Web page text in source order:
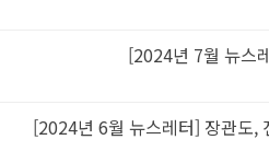
[2024년 7월 뉴스
[2024년 6월 뉴스레터] 장관도,